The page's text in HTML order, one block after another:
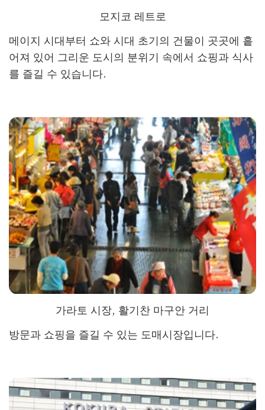
모지코 레트로
메이지 시대부터 쇼와 시대 초기의 건물이 곳곳에 흩
어져 있어 그리운 도시의 분위기 속에서 쇼핑과 식사
를 즐길 수 있습니다.
가라토 시장, 활기찬 마구안 거리
방문과 쇼핑을 즐길 수 있는 도매시장입니다.